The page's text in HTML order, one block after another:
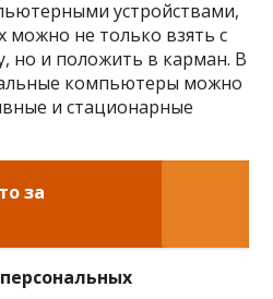
устройствами,
можно не только взять с
но и положить в карман. В
компьютеры можно
и стационарные
за